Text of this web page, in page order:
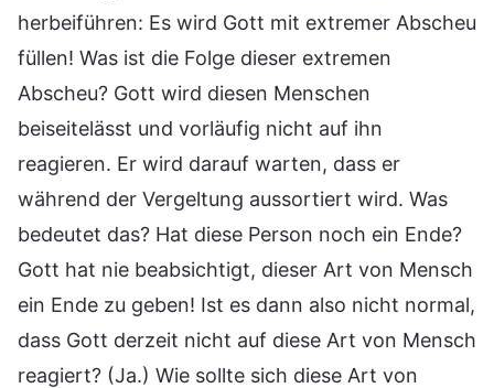
herbeiführen: Es wird Gott mit extremer Abscheu
füllen! Was ist die Folge dieser extremen
Abscheu? Gott wird diesen Menschen
beiseitelässt und vorläufig nicht auf ihn
reagieren. Er wird darauf warten, dass er
während der Vergeltung aussortiert wird. Was
bedeutet das? Hat diese Person noch ein Ende?
Gott hat nie beabsichtigt, dieser Art von Mensch
ein Ende zu geben! Ist es dann also nicht normal,
dass Gott derzeit nicht auf diese Art von Mensch
reagiert? (Ja.) Wie sollte sich diese Art von